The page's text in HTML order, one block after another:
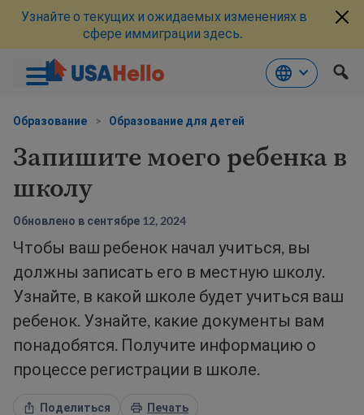
Узнайте о текущих и ожидаемых изменениях в
сфере иммиграции здесь.
Образование > Образование для детей
Запишите моего ребенка в
школу
Обновлено в сентябре 12, 2024
Чтобы ваш ребенок начал учиться, вы
должны записать его в местную школу.
Узнайте, в какой школе будет учиться ваш
ребенок. Узнайте, какие документы вам
понадобятся. Получите информацию о
процессе регистрации в школе.
Поделиться Печать